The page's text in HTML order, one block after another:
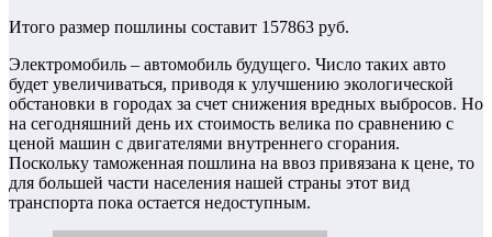
Итого размер пошлины составит 157863 руб.
Электромобиль – автомобиль будущего. Число таких авто
будет увеличиваться, приводя к улучшению экологической
обстановки в городах за счет снижения вредных выбросов. Но
на сегодняшний день их стоимость велика по сравнению с
ценой машин с двигателями внутреннего сгорания.
Поскольку таможенная пошлина на ввоз привязана к цене, то
для большей части населения нашей страны этот вид
транспорта пока остается недоступным.